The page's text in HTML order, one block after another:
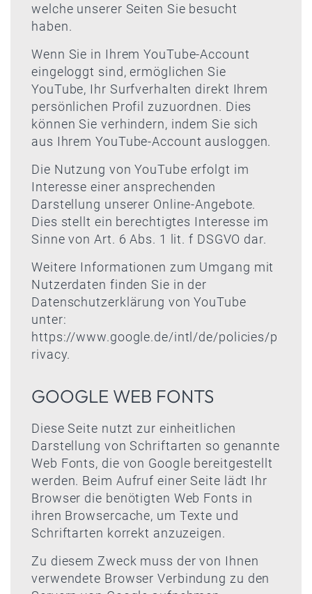
welche unserer Seiten Sie besucht
haben.
Wenn Sie in Ihrem YouTube-Account
eingeloggt sind, ermöglichen Sie
YouTube, Ihr Surfverhalten direkt Ihrem
persönlichen Profil zuzuordnen. Dies
können Sie verhindern, indem Sie sich
aus Ihrem YouTube-Account ausloggen.
Die Nutzung von YouTube erfolgt im
Interesse einer ansprechenden
Darstellung unserer Online-Angebote.
Dies stellt ein berechtigtes Interesse im
Sinne von Art. 6 Abs. 1 lit. f DSGVO dar.
Weitere Informationen zum Umgang mit
Nutzerdaten finden Sie in der
Datenschutzerklärung von YouTube
unter:
https://www.google.de/intl/de/policies/p
rivacy.
GOOGLE WEB FONTS
Diese Seite nutzt zur einheitlichen
Darstellung von Schriftarten so genannte
Web Fonts, die von Google bereitgestellt
werden. Beim Aufruf einer Seite lädt Ihr
Browser die benötigten Web Fonts in
ihren Browsercache, um Texte und
Schriftarten korrekt anzuzeigen.
Zu diesem Zweck muss der von Ihnen
verwendete Browser Verbindung zu den